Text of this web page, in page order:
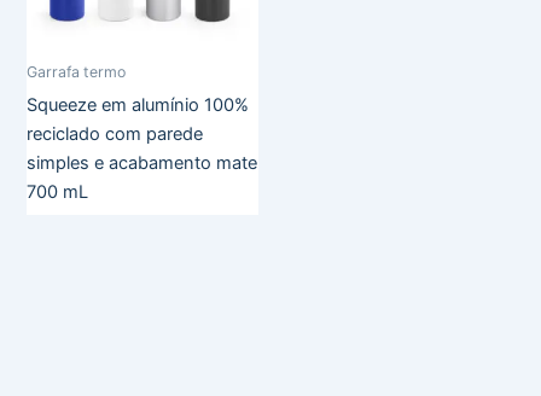
Garrafa termo
Squeeze em alumínio 100%
reciclado com parede
simples e acabamento mate
700 mL